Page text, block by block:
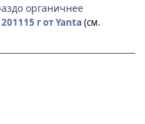
органичнее
15 гот Yanta (см.